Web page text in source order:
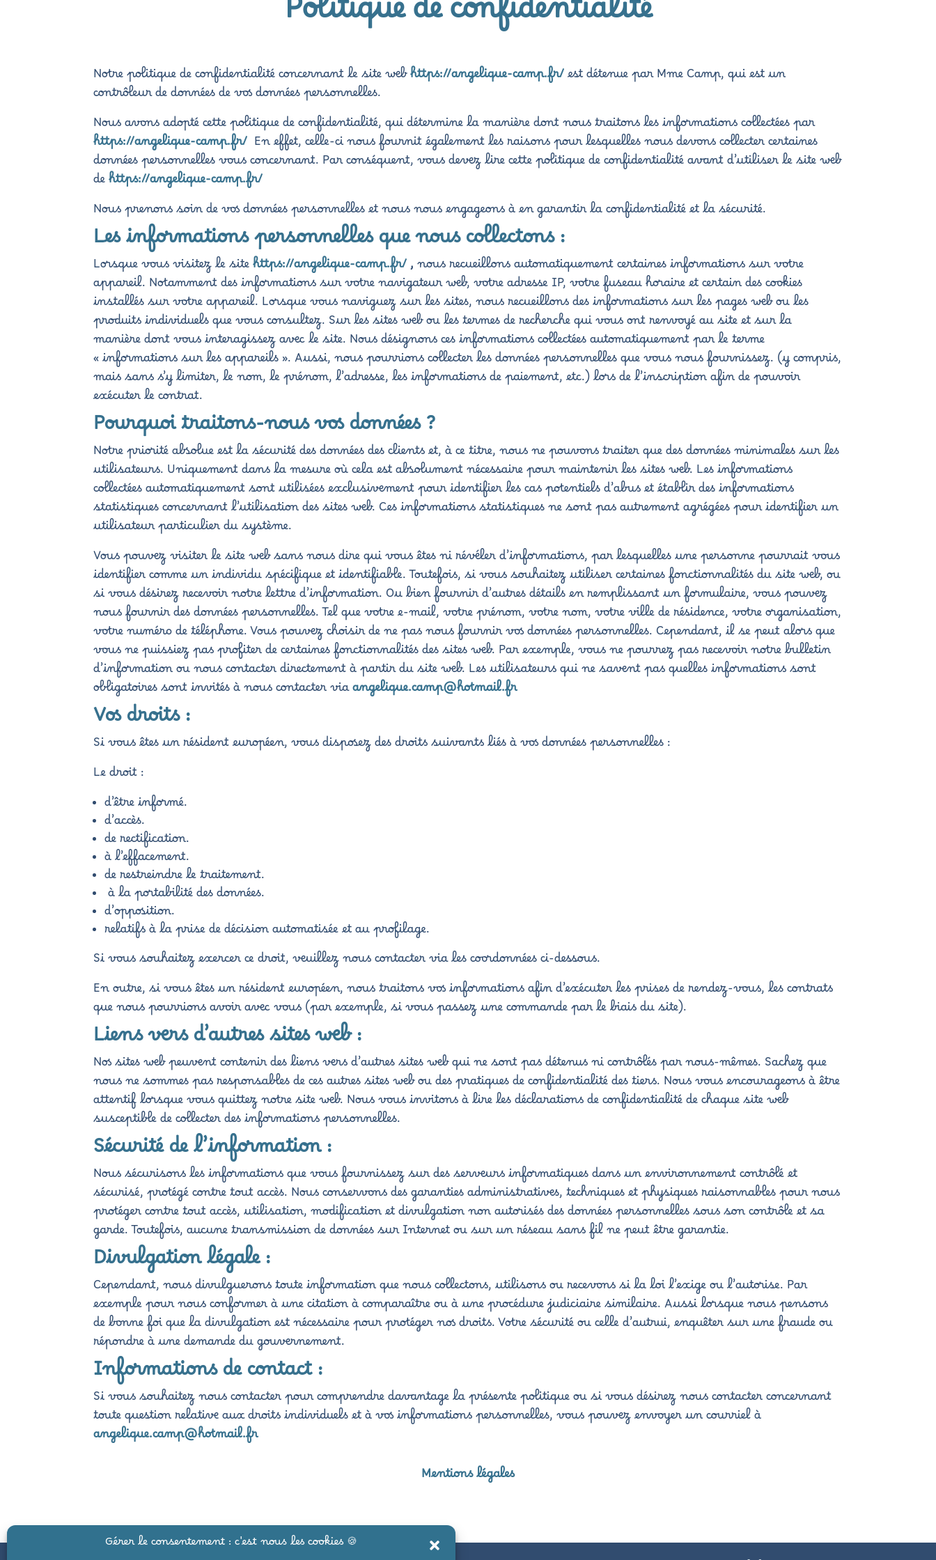
Gérer le consentement : c'est nous les cookies 🍪
Politique de confidentialité
Notre politique de confidentialité concernant le site webhttps://angelique-camp.fr/est détenue par Mme Camp, qui est un
contrôleur de données de vos données personnelles.
Nous avons adopté cette politique de confidentialité, qui détermine la manière dont nous traitons les informations collectées par
https://angelique-camp.fr/ En effet, celle-ci nous fournit également les raisons pour lesquelles nous devons collecter certaines
données personnelles vous concernant. Par conséquent, vous devez lire cette politique de confidentialité avant d’utiliser le site web
dehttps://angelique-camp.fr/
Nous prenons soin de vos données personnelles et nous nous engageons à en garantir la confidentialité et la sécurité.
Les informations personnelles que nous collectons :
Lorsque vous visitez le sitehttps://angelique-camp.fr/,nous recueillons automatiquement certaines informations sur votre
appareil. Notamment des informations sur votre navigateur web, votre adresse IP, votre fuseau horaire et certain des cookies
installés sur votre appareil. Lorsque vous naviguez sur les sites, nous recueillons des informations sur les pages web ou les
produits individuels que vous consultez. Sur les sites web ou les termes de recherche qui vous ont renvoyé au site et sur la
manière dont vous interagissez avec le site. Nous désignons ces informations collectées automatiquement par le terme
« informations sur les appareils ». Aussi, nous pourrions collecter les données personnelles que vous nous fournissez. (y compris,
mais sans s’y limiter, le nom, le prénom, l’adresse, les informations de paiement, etc.) lors de l’inscription afin de pouvoir
exécuter le contrat.
Pourquoi traitons-nous vos données ?
Notre priorité absolue est la sécurité des données des clients et, à ce titre, nous ne pouvons traiter que des données minimales sur les
utilisateurs. Uniquement dans la mesure où cela est absolument nécessaire pour maintenir les sites web. Les informations
collectées automatiquement sont utilisées exclusivement pour identifier les cas potentiels d’abus et établir des informations
statistiques concernant l’utilisation des sites web. Ces informations statistiques ne sont pas autrement agrégées pour identifier un
utilisateur particulier du système.
Vous pouvez visiter le site web sans nous dire qui vous êtes ni révéler d’informations, par lesquelles une personne pourrait vous
identifier comme un individu spécifique et identifiable. Toutefois, si vous souhaitez utiliser certaines fonctionnalités du site web, ou
si vous désirez recevoir notre lettre d’information. Ou bien fournir d’autres détails en remplissant un formulaire, vous pouvez
nous fournir des données personnelles. Tel que votre e-mail, votre prénom, votre nom, votre ville de résidence, votre organisation,
votre numéro de téléphone. Vous pouvez choisir de ne pas nous fournir vos données personnelles. Cependant, il se peut alors que
vous ne puissiez pas profiter de certaines fonctionnalités des sites web. Par exemple, vous ne pourrez pas recevoir notre bulletin
d’information ou nous contacter directement à partir du site web. Les utilisateurs qui ne savent pas quelles informations sont
obligatoires sont invités à nous contacter viaangelique.camp@hotmail.fr
Vos droits :
Si vous êtes un résident européen, vous disposez des droits suivants liés à vos données personnelles :
Le droit :
d’être informé.
d’accès.
de rectification.
à l’effacement.
de restreindre le traitement.
à la portabilité des données.
d’opposition.
relatifs à la prise de décision automatisée et au profilage.
Si vous souhaitez exercer ce droit, veuillez nous contacter via les coordonnées ci-dessous.
En outre, si vous êtes un résident européen, nous traitons vos informations afin d’exécuter les prises de rendez-vous, les contrats
que nous pourrions avoir avec vous (par exemple, si vous passez une commande par le biais du site).
Liens vers d’autres sites web :
Nos sites web peuvent contenir des liens vers d’autres sites web qui ne sont pas détenus ni contrôlés par nous-mêmes. Sachez que
nous ne sommes pas responsables de ces autres sites web ou des pratiques de confidentialité des tiers. Nous vous encourageons à être
attentif lorsque vous quittez notre site web. Nous vous invitons à lire les déclarations de confidentialité de chaque site web
susceptible de collecter des informations personnelles.
Sécurité de l’information :
Nous sécurisons les informations que vous fournissez sur des serveurs informatiques dans un environnement contrôlé et
sécurisé, protégé contre tout accès. Nous conservons des garanties administratives, techniques et physiques raisonnables pour nous
protéger contre tout accès, utilisation, modification et divulgation non autorisés des données personnelles sous son contrôle et sa
garde. Toutefois, aucune transmission de données sur Internet ou sur un réseau sans fil ne peut être garantie.
Divulgation légale :
Cependant, nous divulguerons toute information que nous collectons, utilisons ou recevons si la loi l’exige ou l’autorise. Par
exemple pour nous conformer à une citation à comparaître ou à une procédure judiciaire similaire. Aussi lorsque nous pensons
de bonne foi que la divulgation est nécessaire pour protéger nos droits. Votre sécurité ou celle d’autrui, enquêter sur une fraude ou
répondre à une demande du gouvernement.
Informations de contact :
Si vous souhaitez nous contacter pour comprendre davantage la présente politique ou si vous désirez nous contacter concernant
toute question relative aux droits individuels et à vos informations personnelles, vous pouvez envoyer un courriel à
angelique.camp@hotmail.fr
Mentions légales